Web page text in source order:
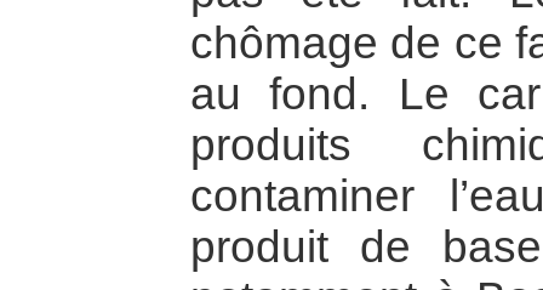
chômage de ce
au fond. Le
produits
contaminer
produit de